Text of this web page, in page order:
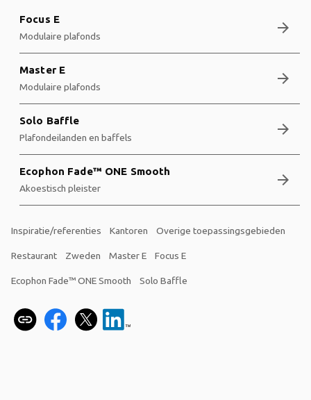
Focus E
Modulaire plafonds arrow_forward
Master E
Modulaire plafonds arrow_forward
Solo Baffle
Plafondeilanden en baffels arrow_forward
Ecophon Fade™ ONE Smooth
Akoestisch pleister arrow_forward
Inspiratie/referenties Kantoren Overige toepassingsgebieden
Restaurant Zweden Master E Focus E
Ecophon Fade™ ONE Smooth Solo Baffle